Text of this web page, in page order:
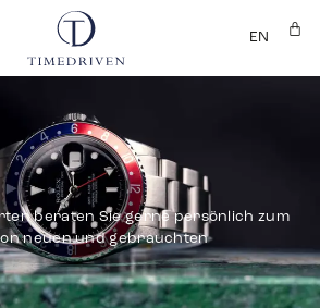
EN
beraten Sie gerne persönlich zum
neuen und gebrauchten